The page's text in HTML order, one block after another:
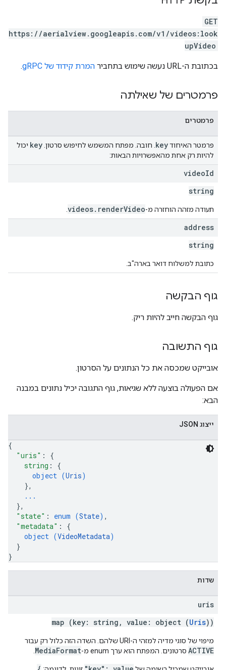
GET
https://aerialview.googleapis.com/v1/videos:look
upVideo
בכתובת ה-URL נעשה שימוש בתחביר המרת קידוד של gRPC .
פרמטרים של שאילתה
פרמטרים
פרמטר האיחודkey . חובה. מפתח המשמש לחיפוש סרטון. key יכול
להיות רק אחת מהאפשרויות הבאות:
videoId
string
תעודה מזהה הוחזרה מ-videos.renderVideo
address
string
כתובת למשלוח דואר בארה"ב.
גוף הבקשה
גוף הבקשה חייב להיות ריק.
גוף התשובה
אובייקט שמכסה את כל הנתונים על הסרטון.
אם הפעולה בוצעה ללא שגיאות, גוף התגובה יכיל נתונים במבנה
הבא:
ייצוג JSON
{
"uris" : {
string : {
object (Uris)
},
...
},
"state" : enum (State) ,
"metadata" : {
object (VideoMetadata)
}
}
שדות
uris
map (key: string, value: object (Uris))
מיפוי של סוגי מדיה למזהי ה-URI שלהם. השדה הזה כלול רק עבור
ACTIVE סרטונים. המפתח הוא ערך enum מ- MediaFormat